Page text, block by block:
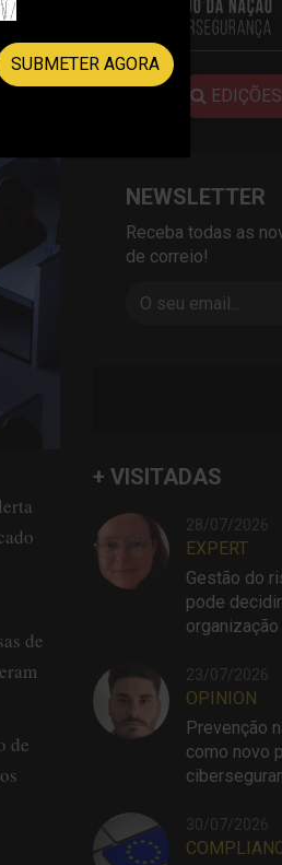
de
de
NEWSLETTER
Receba todas as
de correio!
+ VISITADAS
28/07/2026
EXPERT
Gestão do
pode
organização
23/07/2026
OPINION
Prevenção
como novo
30/07/2026
SUBMETER AGORA